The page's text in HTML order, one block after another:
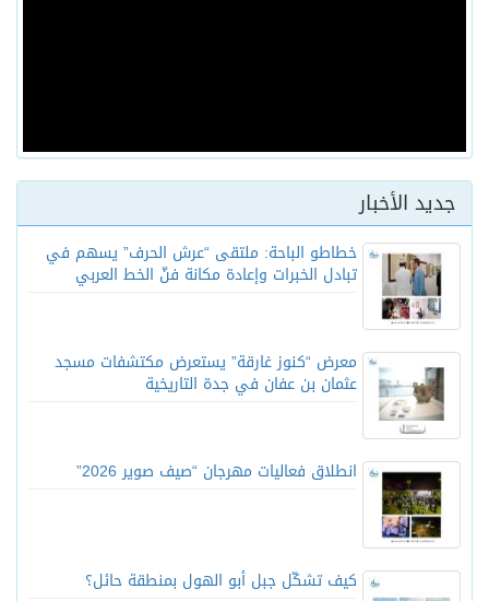
جديد الأخبار
خطاطو الباحة: ملتقى “عرش الحرف” يسهم في
تبادل الخبرات وإعادة مكانة فنّ الخط العربي
معرض “كنوز غارقة” يستعرض مكتشفات مسجد
عثمان بن عفان في جدة التاريخية
انطلاق فعاليات مهرجان “صيف صوير 2026”
كيف تشكّل جبل أبو الهول بمنطقة حائل؟